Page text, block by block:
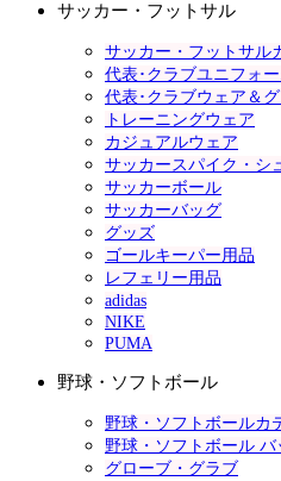
サッカー・フットサル
サッカー・フットサル
代表･クラブユニフォ
代表･クラブウェア＆
トレーニングウェア
カジュアルウェア
サッカースパイク・シ
サッカーボール
サッカーバッグ
グッズ
ゴールキーパー用品
レフェリー用品
adidas
NIKE
PUMA
野球・ソフトボール
野球・ソフトボールカ
野球・ソフトボール バ
グローブ・グラブ